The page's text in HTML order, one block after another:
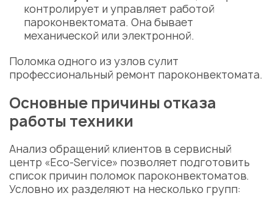
контролирует и управляет работой
пароконвектомата. Она бывает
механической или электронной.
Поломка одного из узлов сулит
профессиональный ремонт пароконвектомата.
Основные причины отказа
работы техники
Анализ обращений клиентов в сервисный
центр «Eco-Service» позволяет подготовить
список причин поломок пароконвектоматов.
Условно их разделяют на несколько групп: